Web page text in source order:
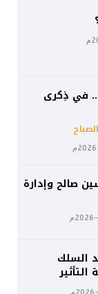
في ذِكرى
صالح وإدارة
السلك